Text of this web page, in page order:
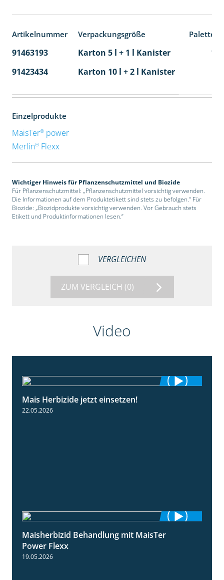
Artikelnummer Verpackungsgröße
91463193 Karton 5 l + 1 l Kanister
115
91423434
Karton 10 l + 2 l Kanister
Einzelprodukte
MaisTer®power
Merlin®Flexx
Wichtiger Hinweis für Pflanzenschutzmittel und Biozide
Für Pflanzenschutzmittel: „Pflanzenschutzmittel vorsichtig verwenden.
Die Informationen auf dem Produktetikett sind stets zu befolgen.“ Für
Biozide: „Biozidprodukte vorsichtig verwenden. Vor Gebrauch stets
Etikett und Produktinformationen lesen.“
VERGLEICHEN
ZUM VERGLEICH (0)
Video
Mais Herbizide jetzt einsetzen!
22.05.2026
Maisherbizid Behandlung mit MaisTer
Power Flexx
19.05.2026